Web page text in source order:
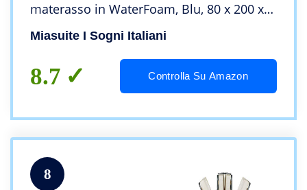
materasso in WaterFoam, Blu, 80 x 200 x
38 cm
Miasuite I Sogni Italiani
8.7 Controlla Su Amazon
8